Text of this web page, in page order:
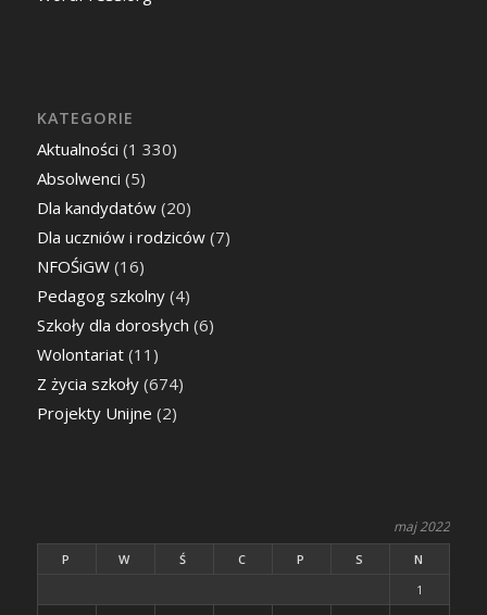
KATEGORIE
Aktualności (1 330)
Absolwenci (5)
Dla kandydatów(20)
Dla uczniów i rodziców(7)
NFOŚiGW(16)
Pedagog szkolny(4)
Szkoły dla dorosłych (6)
Wolontariat(11)
Z życia szkoły(674)
Projekty Unijne (2)
maj 2022
P W Ś C P S
N
1